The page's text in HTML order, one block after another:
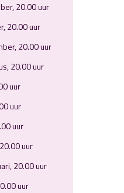
20.00 uur
20.00 uur
20.00 uur
20.00 uur
uur
uur
uur
uur
20.00 uur
uur